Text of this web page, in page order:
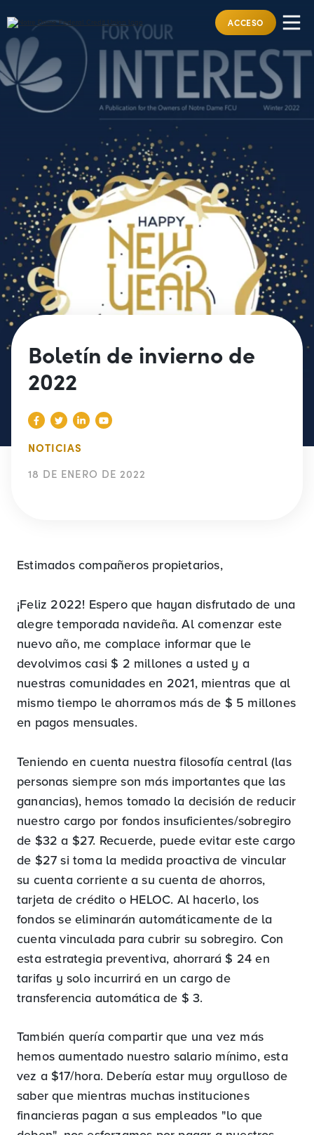
ACCESO
Boletín de invierno de
2022
NOTICIAS
18 DE ENERO DE 2022
Estimados compañeros propietarios,
¡Feliz 2022! Espero que hayan disfrutado de una
alegre temporada navideña. Al comenzar este
nuevo año, me complace informar que le
devolvimos casi $ 2 millones a usted y a
nuestras comunidades en 2021, mientras que al
mismo tiempo le ahorramos más de $ 5 millones
en pagos mensuales.
Teniendo en cuenta nuestra filosofía central (las
personas siempre son más importantes que las
ganancias), hemos tomado la decisión de reducir
nuestro cargo por fondos insuficientes/sobregiro
de $32 a $27. Recuerde, puede evitar este cargo
de $27 si toma la medida proactiva de vincular
su cuenta corriente a su cuenta de ahorros,
tarjeta de crédito o HELOC. Al hacerlo, los
fondos se eliminarán automáticamente de la
cuenta vinculada para cubrir su sobregiro. Con
esta estrategia preventiva, ahorrará $ 24 en
tarifas y solo incurrirá en un cargo de
transferencia automática de $ 3.
También quería compartir que una vez más
hemos aumentado nuestro salario mínimo, esta
vez a $17/hora. Debería estar muy orgulloso de
saber que mientras muchas instituciones
financieras pagan a sus empleados "lo que